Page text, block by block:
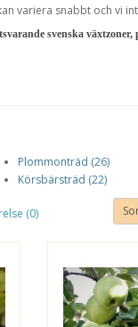
variera snabbt och vi
svenska
Plommonträd (26)
Körsbärsträd (22)
(0)